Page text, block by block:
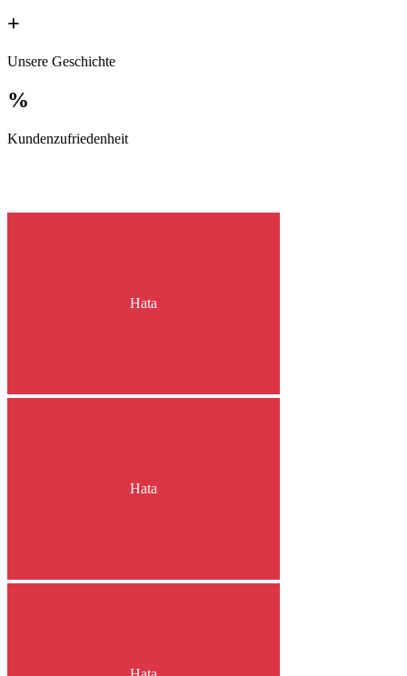
+
Unsere Geschichte
%
Kundenzufriedenheit